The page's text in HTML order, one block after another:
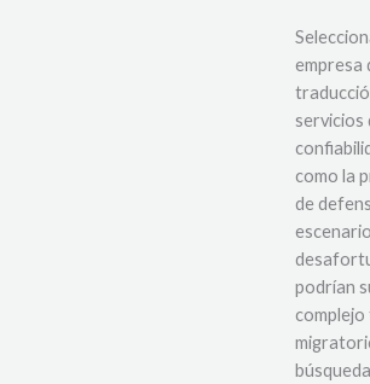
empresa
servicios
como la
de
podrían